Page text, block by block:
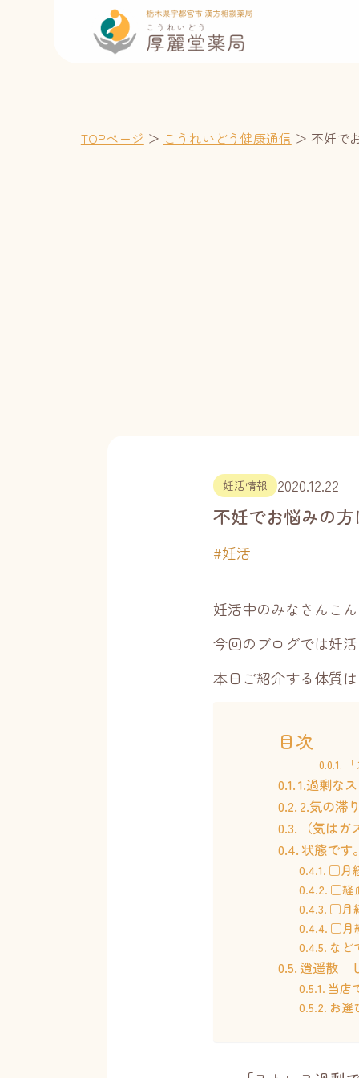
TOPページ ＞ こうれいどう健康通信 ＞ 不妊で
妊活情報 2020.12.22
不妊でお悩みの
#妊活
妊活中のみなさんこ
今回のブログでは妊
本日ご紹介する体質は
目次
1.過剰な
2.気の滞
（気は
状態です。
□月
□経
□月
□月
など
逍遥散
当店
お選